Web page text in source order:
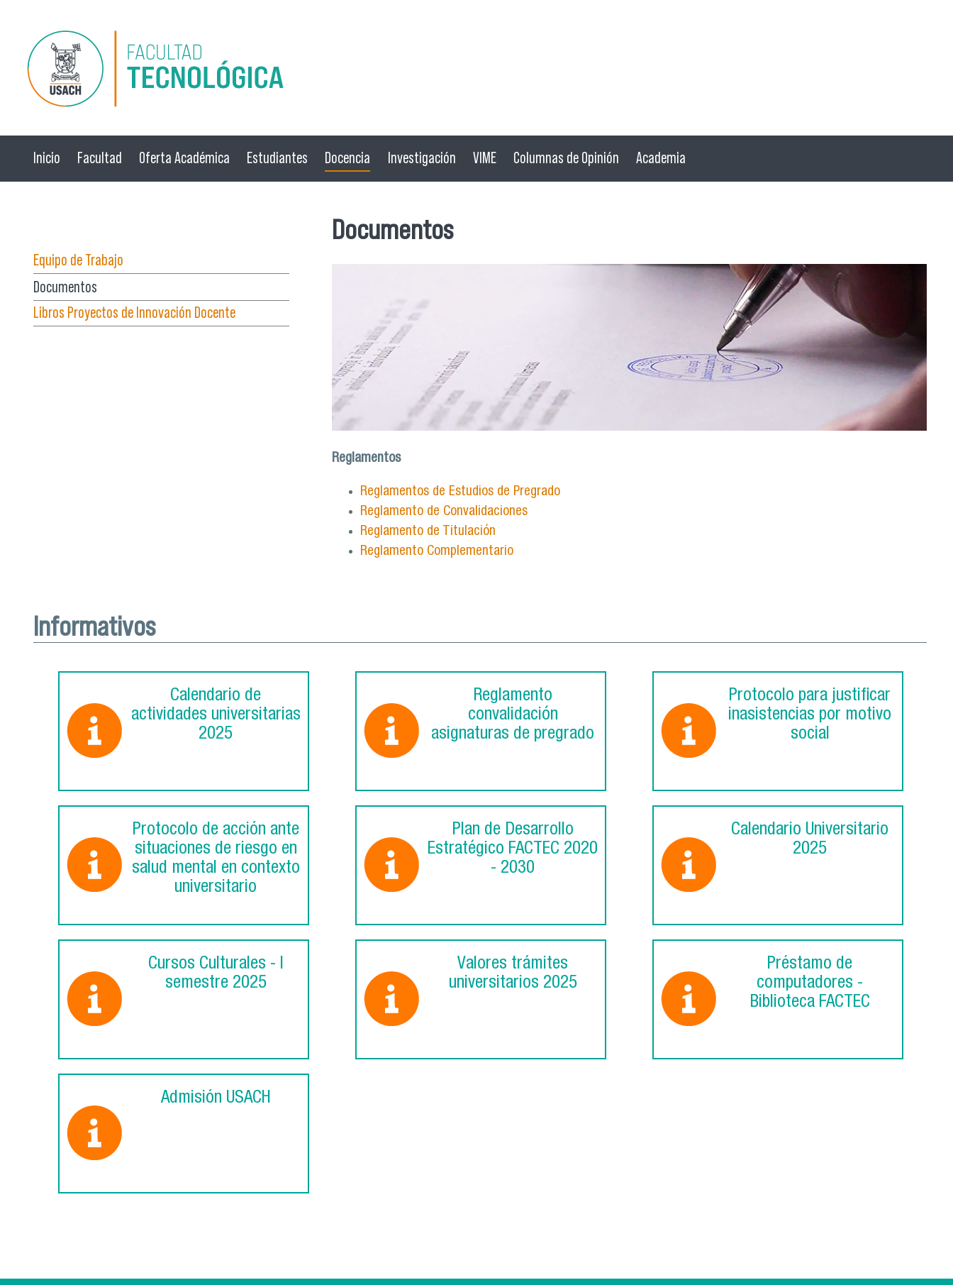
Pasar al contenido principal
Inicio Facultad Oferta Académica Estudiantes Docencia Investigación VIME Columnas de Opinión Academia
Equipo de Trabajo
Documentos
Libros Proyectos de Innovación Docente
Documentos
Reglamentos
Reglamentos de Estudios de Pregrado
Reglamento de Convalidaciones
Reglamento de Titulación
Reglamento Complementario
Informativos
Calendario de
actividades universitarias
2025
Reglamento
convalidación
asignaturas de pregrado
Protocolo para justificar
inasistencias por motivo
social
Protocolo de acción ante
situaciones de riesgo en
salud mental en contexto
universitario
Plan de Desarrollo
Estratégico FACTEC 2020
- 2030
Calendario Universitario
2025
Cursos Culturales - I
semestre 2025
Valores trámites
universitarios 2025
Préstamo de
computadores -
Biblioteca FACTEC
Admisión USACH